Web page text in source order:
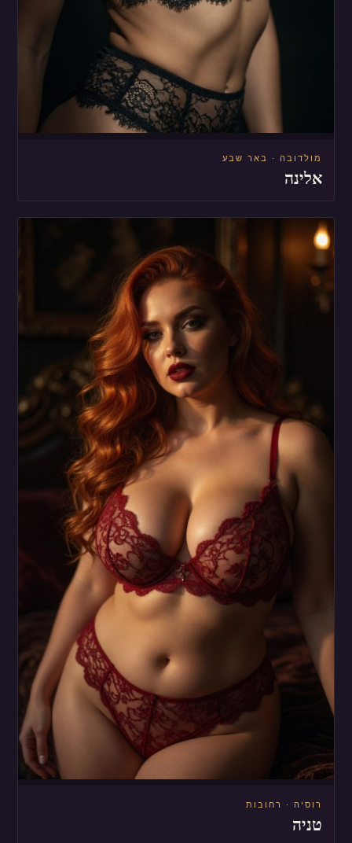
מולדובה · באר שבע
אלינה
רוסיה · רחובות
טניה